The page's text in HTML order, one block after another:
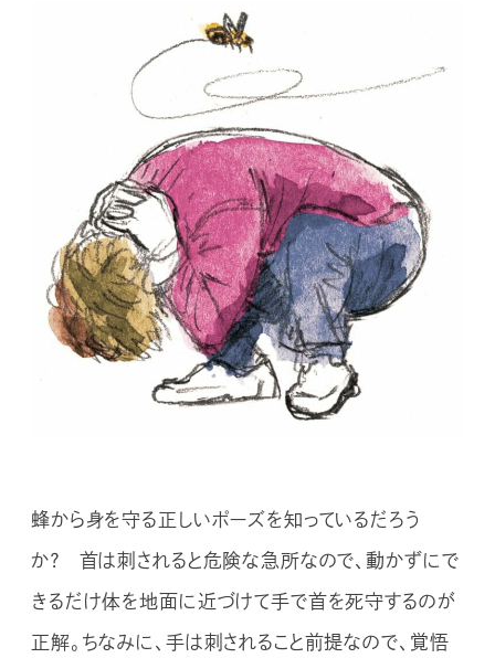
蜂から身を守る正しいポーズを知っているだろう
か？ 首は刺されると危険な急所なので、動かずにで
きるだけ体を地面に近づけて手で首を死守するのが
正解。ちなみに、手は刺されること前提なので、覚悟